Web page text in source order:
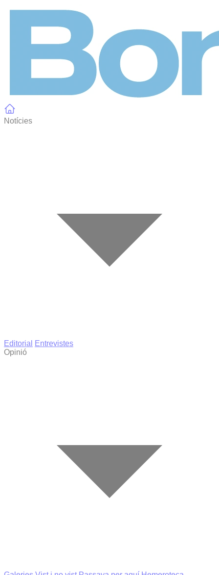
Notícies
Editorial
Entrevistes
Opinió